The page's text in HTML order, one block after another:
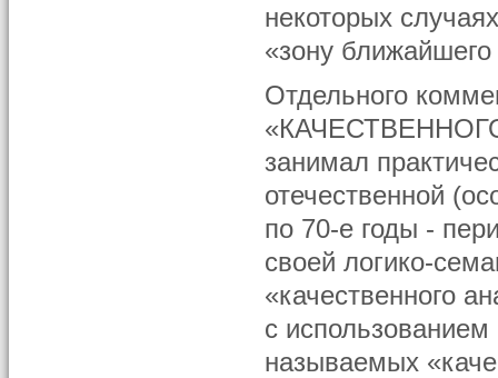
некоторых
«зону ближайшего
Отдельного
занимал
отечественной
по 70-е годы -
своей логико-
«качественного
с использованием
называемых